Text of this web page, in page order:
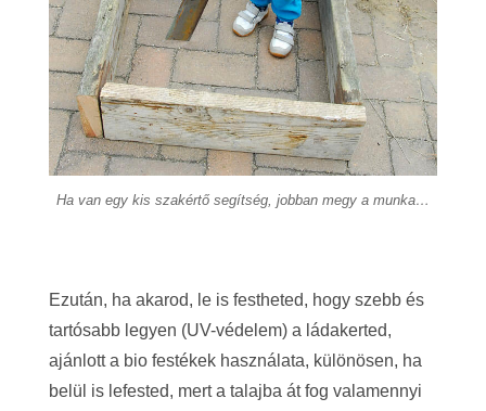
Ha van egy kis szakértő segítség, jobban megy a munka…
Ezután, ha akarod, le is festheted, hogy szebb és
tartósabb legyen (UV-védelem) a ládakerted,
ajánlott a bio festékek használata, különösen, ha
belül is lefested, mert a talajba át fog valamennyi